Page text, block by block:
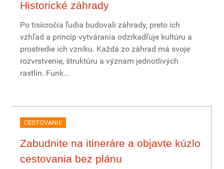
Historické záhrady
Po tisícročia ľudia budovali záhrady, preto ich
vzhľad a princíp vytvárania odzrkadľuje kultúru a
prostredie ich vzniku. Každá zo záhrad má svoje
rozvrstvenie, štruktúru a význam jednotlivých
rastlín. Funk...
CESTOVANIE
Zabudnite na itineráre a objavte kúzlo
cestovania bez plánu